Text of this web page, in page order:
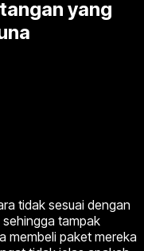
yang
tidak sesuai dengan
tampak
membeli paket mereka